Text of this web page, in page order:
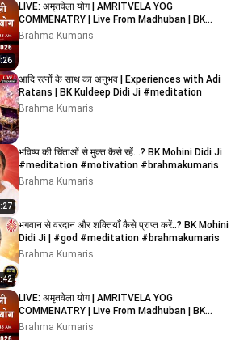
LIVE: अमृतवेला योग | AMRITVELA YOG
COMMENATRY | Live From Madhuban | BK
Rupesh Bhai Ji | 04/08/2026
Brahma Kumaris
आदि रत्नों के साथ का अनुभव | Experiences with Adi
Ratans | BK Kuldeep Didi Ji #meditation
Brahma Kumaris
भविष्य की चिंताओं से मुक्त कैसे रहें...? BK Mohini Didi Ji
#meditation #motivation #brahmakumaris
Brahma Kumaris
भगवान से वरदान और शक्तियाँ कैसे प्राप्त करें..? BK Mohini
Didi Ji | #god #meditation #brahmakumaris
Brahma Kumaris
LIVE: अमृतवेला योग | AMRITVELA YOG
COMMENATRY | Live From Madhuban | BK
Suraj Bhai Ji | 02/08/2026
Brahma Kumaris